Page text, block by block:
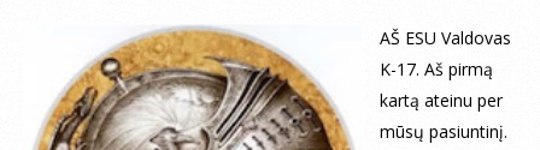
AŠ ESU Valdovas
K-17. Aš pirmą
kartą ateinu per
mūsų pasiuntinį.